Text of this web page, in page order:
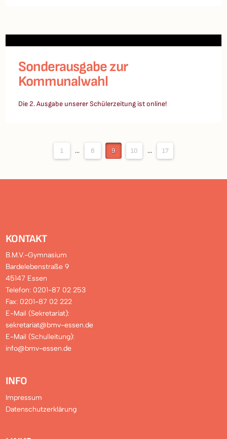
Sonderausgabe zur
Kommunalwahl
Die 2. Ausgabe unserer Schülerzeitung ist online!
1 ... 8 9 10 ... 17
KONTAKT
B.M.V.-Gymnasium
Bardelebenstraße 9
45147 Essen
Telefon: 0201-87 02 253
Fax: 0201-87 02 222
E-Mail (Sekretariat):
sekretariat@bmv-essen.de
E-Mail (Schulleitung):
info@bmv-essen.de
INFO
Impressum
Datenschutzerklärung